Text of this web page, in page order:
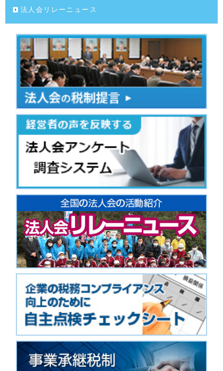
法人会リレーニュース